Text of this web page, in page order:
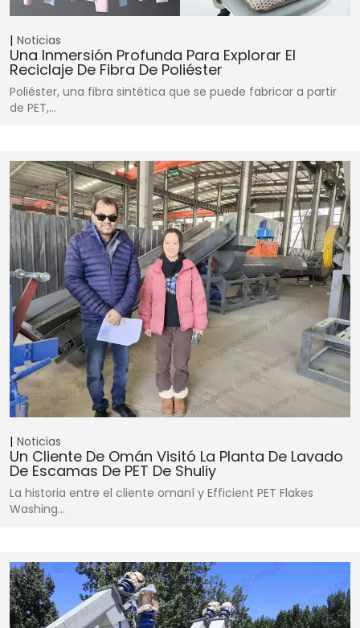
Noticias
Una Inmersión Profunda Para Explorar El
Reciclaje De Fibra De Poliéster
Poliéster, una fibra sintética que se puede fabricar a partir
de PET,…
Noticias
Un Cliente De Omán Visitó La Planta De Lavado
De Escamas De PET De Shuliy
La historia entre el cliente omaní y Efficient PET Flakes
Washing…